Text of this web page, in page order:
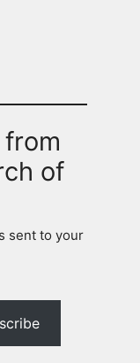
of
sent to your